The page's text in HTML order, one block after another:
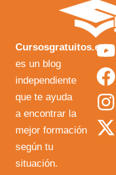
Cursosgratuitos.es
es un blog
independiente
que te ayuda
a encontrar la
mejor formación
según tu
situación.
Y
o
u
t
u
F
a
c
e
b
I
n
s
t
a
X
-
t
w
i